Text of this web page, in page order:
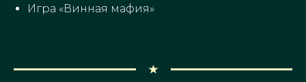
Игра «Винная мафия»